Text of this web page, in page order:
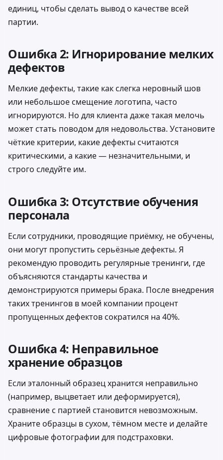
единиц, чтобы сделать вывод о качестве всей
партии.
Ошибка 2: Игнорирование мелких
дефектов
Мелкие дефекты, такие как слегка неровный шов
или небольшое смещение логотипа, часто
игнорируются. Но для клиента даже такая мелочь
может стать поводом для недовольства. Установите
чёткие критерии, какие дефекты считаются
критическими, а какие — незначительными, и
строго следуйте им.
Ошибка 3: Отсутствие обучения
персонала
Если сотрудники, проводящие приёмку, не обучены,
они могут пропустить серьёзные дефекты. Я
рекомендую проводить регулярные тренинги, где
объясняются стандарты качества и
демонстрируются примеры брака. После внедрения
таких тренингов в моей компании процент
пропущенных дефектов сократился на 40%.
Ошибка 4: Неправильное
хранение образцов
Если эталонный образец хранится неправильно
(например, выцветает или деформируется),
сравнение с партией становится невозможным.
Храните образцы в сухом, тёмном месте и делайте
цифровые фотографии для подстраховки.